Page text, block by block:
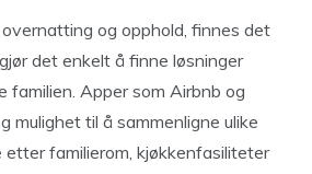
og opphold, finnes det
det enkelt å finne løsninger
familien. Apper som Airbnb og
mulighet til å sammenligne ulike
familierom, kjøkkenfasiliteter